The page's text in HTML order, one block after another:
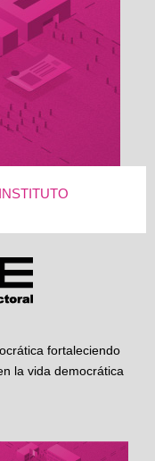
fortaleciendo
la vida democrática